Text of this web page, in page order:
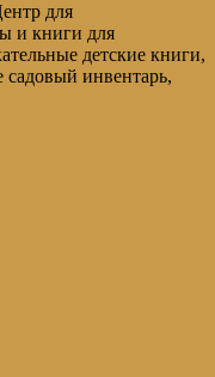
для
и книги для
детские книги,
инвентарь,